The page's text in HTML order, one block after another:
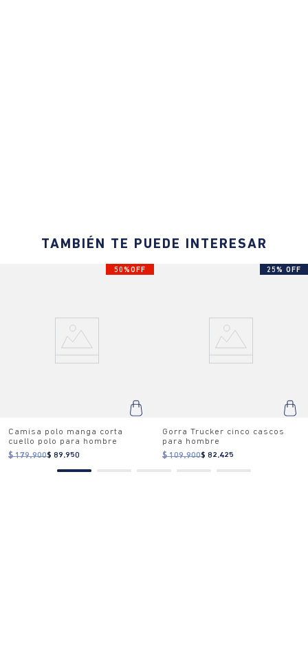
TAMBIÉN TE PUEDE INTERESAR
50%OFF
Camisa polo manga corta
cuello polo para hombre
$ 179.900$ 89.950
25% OFF
Gorra Trucker cinco cascos
para hombre
$ 109.900$ 82.425